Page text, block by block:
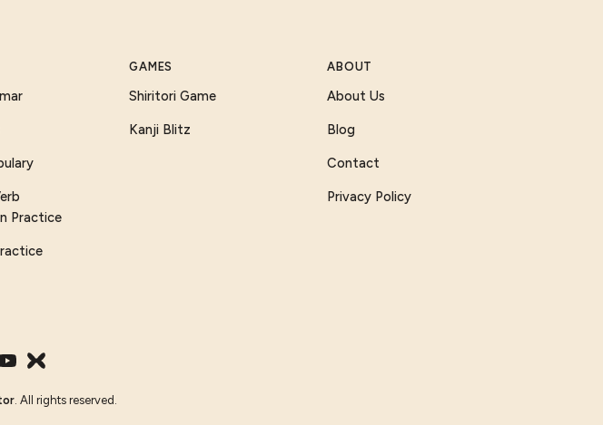
Practice
GAMES
Shiritori Game
Kanji Blitz
ABOUT
About Us
Blog
Contact
Privacy Policy
. All rights reserved.